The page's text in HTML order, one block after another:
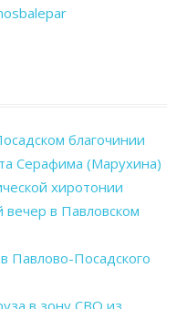
благочинии
Серафима (Марухина)
хиротонии
в Павловском
Павлово-Посадского